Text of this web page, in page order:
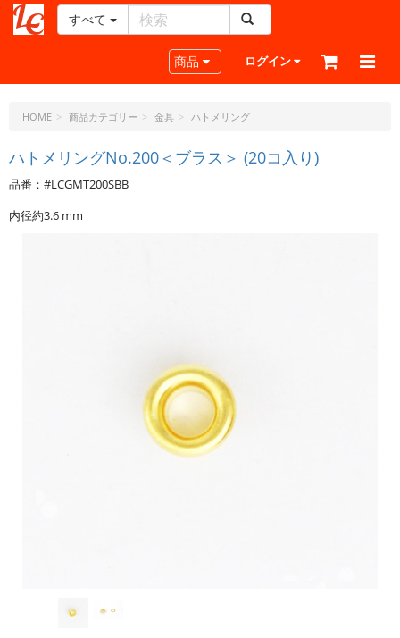
ー
ラ
ト・
ド
ッ
ト・
すべて
Toggle navigation
商品 ログイン
HOME 商品カテゴリー 金具 ハトメリング
ハトメリングNo.200＜ブラス＞ (20コ入り)
品番：#LCGMT200SBB
内径約3.6 mm